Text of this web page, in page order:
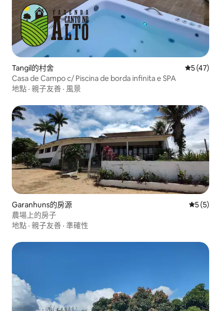
Tangil的村舍 從 47 則評
5 (47)
Casa de Campo c/ Piscina de borda infinita e SPA
地點 · 親子友善 · 風景
Garanhuns的房源 從 5 則評
5 (5)
農場上的房子
地點 · 親子友善 · 準確性